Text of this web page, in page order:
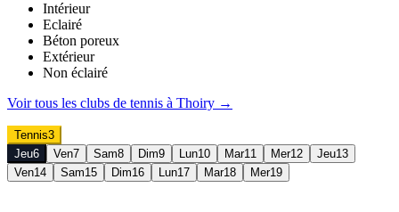
Intérieur
Eclairé
Béton poreux
Extérieur
Non éclairé
Voir tous les clubs de tennis à Thoiry →
Tennis3
Jeu6 Ven7 Sam8 Dim9 Lun10 Mar11 Mer12 Jeu13
Ven14 Sam15 Dim16 Lun17 Mar18 Mer19